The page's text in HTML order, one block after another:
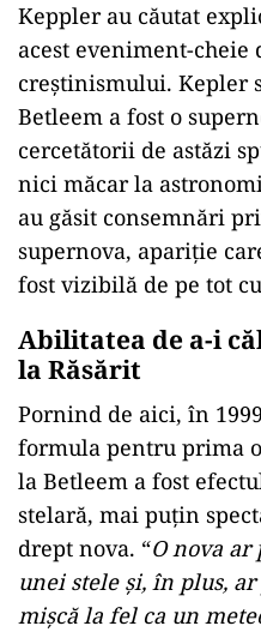
Keppler au căutat
acest eveniment-cheie
creştinismului. Kepler
Betleem a fost o
cercetătorii de astăzi
nici măcar la
au găsit consemnări
supernova, apariţie
fost vizibilă de pe tot
Abilitatea de a-i
la Răsărit
Pornind de aici, în
formula pentru prima
la Betleem a fost
stelară, mai puţin
drept nova. “O nova
unei stele şi, în plus,
mişcă la fel ca un